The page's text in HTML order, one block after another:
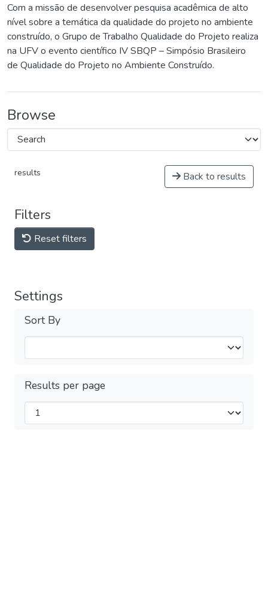
Com a missão de desenvolver pesquisa acadêmica de alto
nível sobre a temática da qualidade do projeto no ambiente
construído, o Grupo de Trabalho Qualidade do Projeto realiza
na UFV o evento científico IV SBQP – Simpósio Brasileiro
de Qualidade do Projeto no Ambiente Construído.
Browse
results Back to results
Filters
Reset filters
Settings
Sort By
Results per page